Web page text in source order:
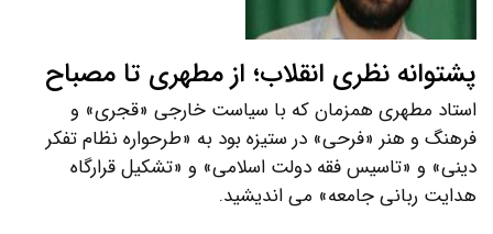
پشتوانه نظری انقلاب؛ از مطهری تا مصباح
استاد مطهری همزمان که با سیاست خارجی «قجری» و
فرهنگ و هنر «فرحی» در ستیزه بود به «طرحواره نظام تفکر
دینی» و «تاسیس فقه دولت اسلامی» و «تشکیل قرارگاه
هدایت ربانی جامعه» می اندیشید.